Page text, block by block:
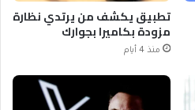
تطبيق يكشف من يرتدي نظارة
مزودة بكاميرا بجوارك
منذ 4 أيام